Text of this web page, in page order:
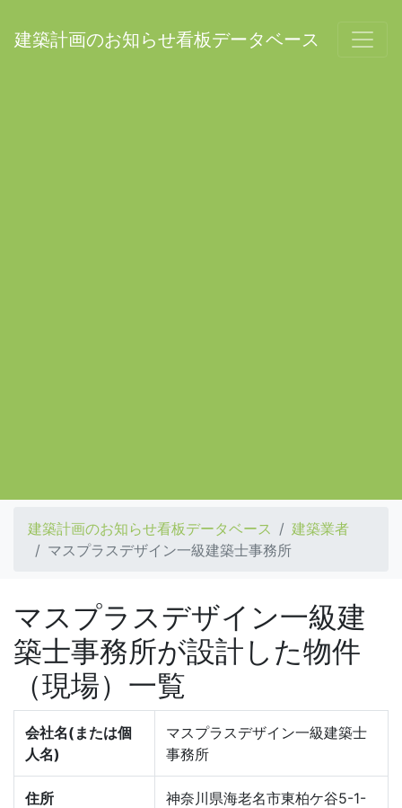
建築計画のお知らせ看板データベース
建築計画のお知らせ看板データベース
建築業者
マスプラスデザイン一級建築士事務所
マスプラスデザイン一級建
築士事務所が設計した物件
（現場）一覧
会社名(または個
人名)
マスプラスデザイン一級建築士
事務所
住所
神奈川県海老名市東柏ケ谷5-1-